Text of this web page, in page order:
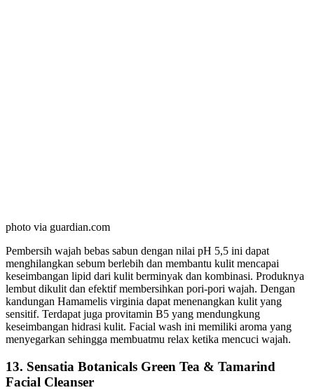
photo via guardian.com
Pembersih wajah bebas sabun dengan nilai pH 5,5 ini dapat
menghilangkan sebum berlebih dan membantu kulit mencapai
keseimbangan lipid dari kulit berminyak dan kombinasi. Produknya
lembut dikulit dan efektif membersihkan pori-pori wajah. Dengan
kandungan Hamamelis virginia dapat menenangkan kulit yang
sensitif. Terdapat juga provitamin B5 yang mendungkung
keseimbangan hidrasi kulit. Facial wash ini memiliki aroma yang
menyegarkan sehingga membuatmu relax ketika mencuci wajah.
13. Sensatia Botanicals Green Tea & Tamarind
Facial Cleanser